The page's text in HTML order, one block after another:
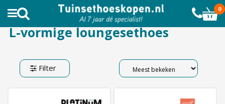
0
AL MEER DAN 10.000 TEVREDEN KLANTEN
L-vormige loungesethoes
Filter